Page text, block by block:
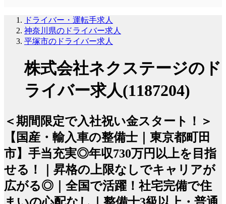
ドライバー・運転手求人
神奈川県のドライバー求人
平塚市のドライバー求人
株式会社ネクステージのド
ライバー求人(1187204)
＜期間限定で入社祝い金スタート！＞
【国産・輸入車の整備士｜東京都町田
市】手当充実◎年収730万円以上を目指
せる！｜昇格の上限なしでキャリアが
広がる◎｜全国で活躍！社宅完備で住